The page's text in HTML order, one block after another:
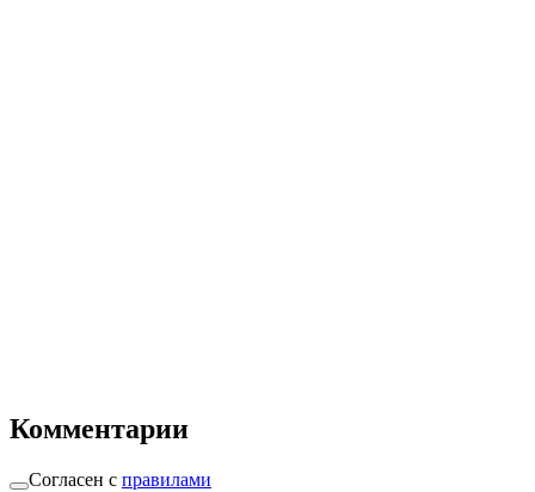
Комментарии
Согласен с правилами